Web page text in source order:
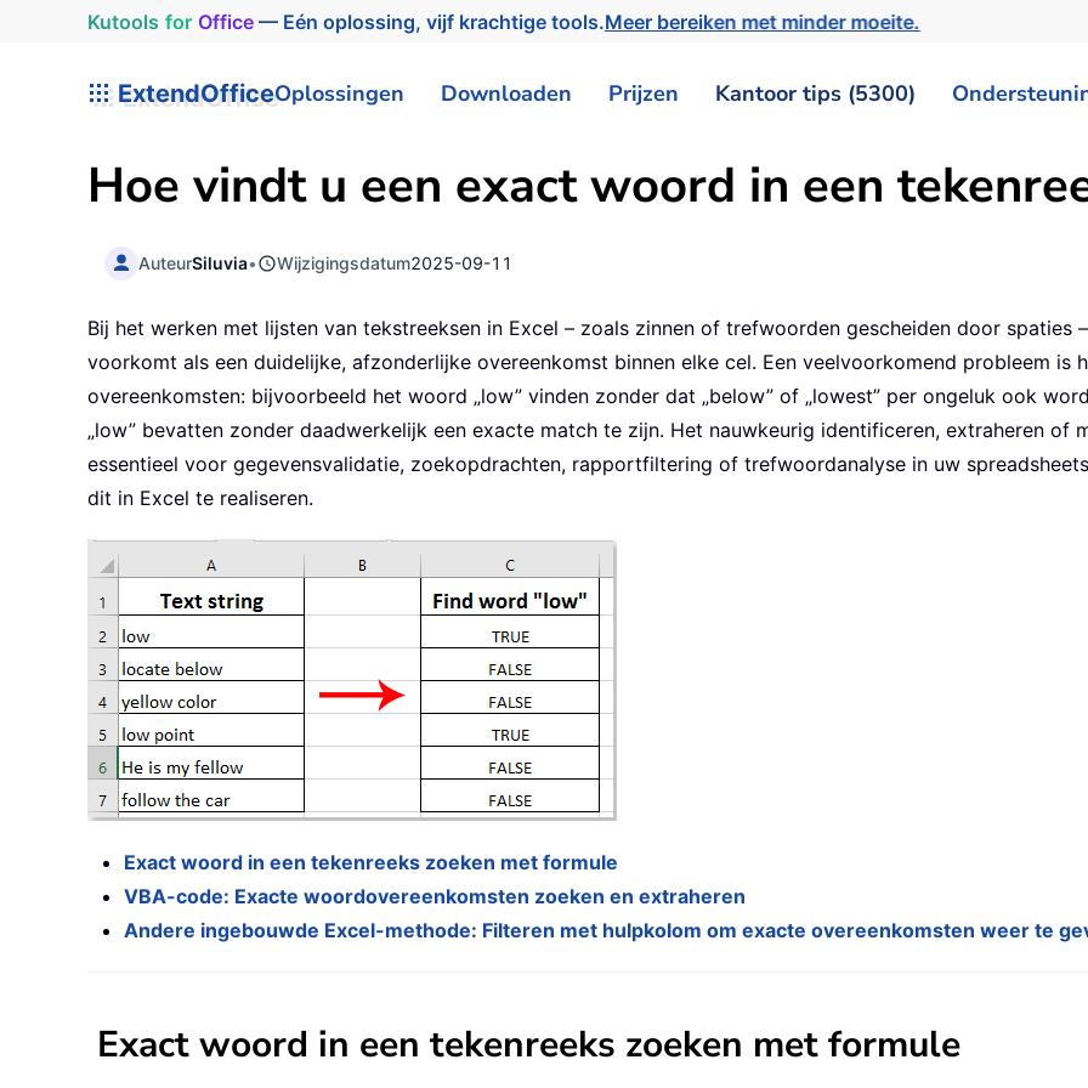
Kutools for Office— Eén oplossing, vijf krachtige tools.Meer bereiken met minder moeite.
ExtendOfficeOplossingen Downloaden Prijzen Kantoor tips (5300)
Hoe vindt u een exact woord in een
AuteurSiluvia• Wijzigingsdatum2025-09-11
Bij het werken met lijsten van tekstreeksen in Excel – zoals zinnen of trefwoorden gescheiden door
voorkomt als een duidelijke, afzonderlijke overeenkomst binnen elke cel. Een veelvoorkomend probleem is
overeenkomsten: bijvoorbeeld het woord „low” vinden zonder dat „below” of „lowest” per ongeluk ook
„low” bevatten zonder daadwerkelijk een exacte match te zijn. Het nauwkeurig identificeren, extraheren of
essentieel voor gegevensvalidatie, zoekopdrachten, rapportfiltering of trefwoordanalyse in uw
dit in Excel te realiseren.
Exact woord in een tekenreeks zoeken met formule
VBA-code: Exacte woordovereenkomsten zoeken en extraheren
Andere ingebouwde Excel-methode: Filteren met hulpkolom om exacte overeenkomsten weer te
Exact woord in een tekenreeks zoeken met formule